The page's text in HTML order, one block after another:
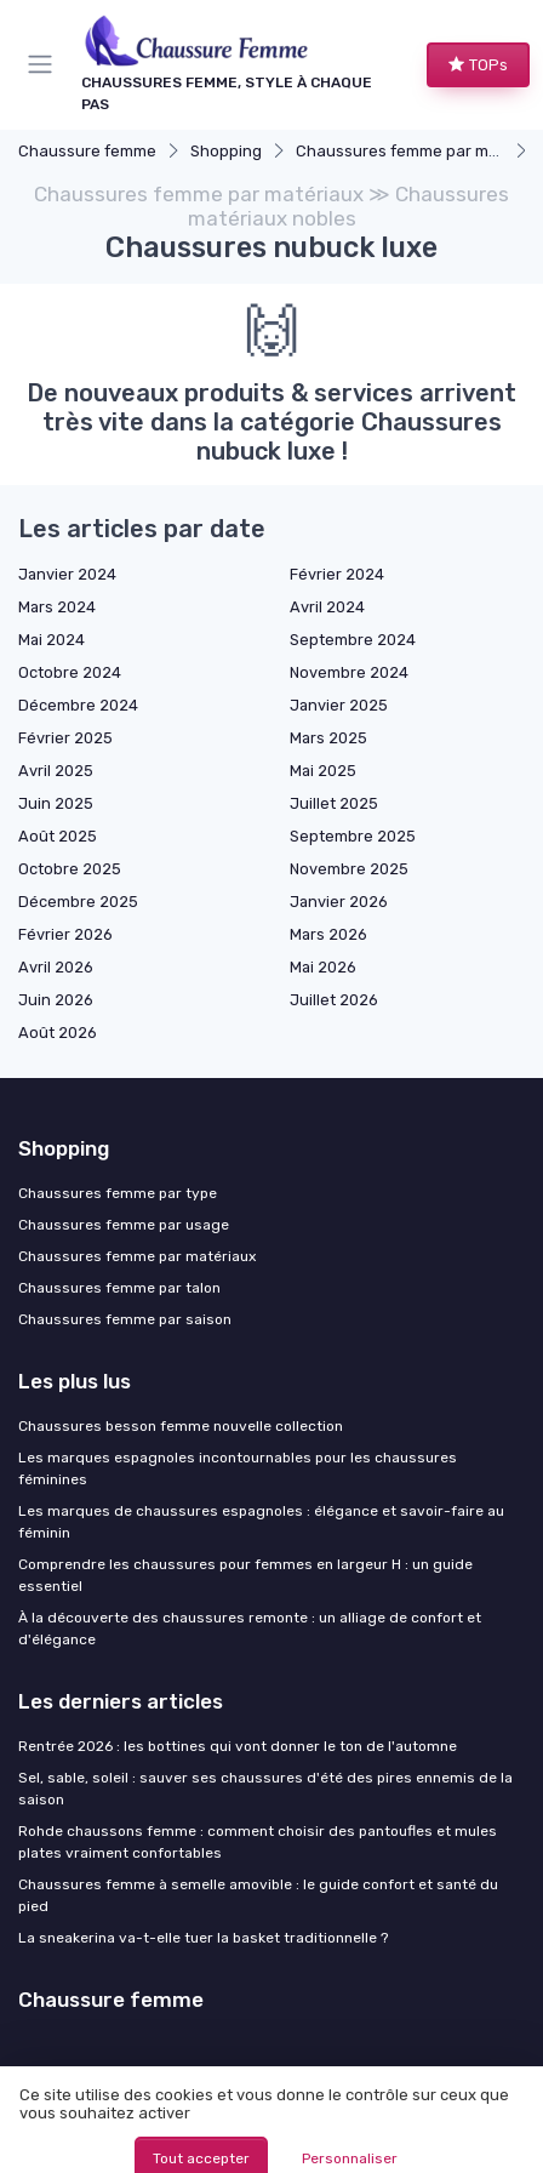
CHAUSSURES FEMME, STYLE À CHAQUE
PAS
TOPs
Chaussure femme Shopping Chaussures femme par matériaux
Chaussures femme par matériaux ≫ Chaussures
matériaux nobles
Chaussures nubuck luxe
🙌
De nouveaux produits & services arrivent
très vite dans la catégorie Chaussures
nubuck luxe !
Les articles par date
Janvier 2024
Février 2024
Mars 2024
Avril 2024
Mai 2024
Septembre 2024
Octobre 2024
Novembre 2024
Décembre 2024
Janvier 2025
Février 2025
Mars 2025
Avril 2025
Mai 2025
Juin 2025
Juillet 2025
Août 2025
Septembre 2025
Octobre 2025
Novembre 2025
Décembre 2025
Janvier 2026
Février 2026
Mars 2026
Avril 2026
Mai 2026
Juin 2026
Juillet 2026
Août 2026
Shopping
Chaussures femme par type
Chaussures femme par usage
Chaussures femme par matériaux
Chaussures femme par talon
Chaussures femme par saison
Les plus lus
Chaussures besson femme nouvelle collection
Les marques espagnoles incontournables pour les chaussures
féminines
Les marques de chaussures espagnoles : élégance et savoir-faire au
féminin
Comprendre les chaussures pour femmes en largeur H : un guide
essentiel
À la découverte des chaussures remonte : un alliage de confort et
d'élégance
Les derniers articles
Rentrée 2026 : les bottines qui vont donner le ton de l'automne
Sel, sable, soleil : sauver ses chaussures d'été des pires ennemis de la
saison
Rohde chaussons femme : comment choisir des pantoufles et mules
plates vraiment confortables
Chaussures femme à semelle amovible : le guide confort et santé du
pied
La sneakerina va-t-elle tuer la basket traditionnelle ?
Chaussure femme
Mentions légales
© Chaussure femme 2026
Panneau de gestion des cookies
Ce site utilise des cookies et vous donne le contrôle sur ceux que
vous souhaitez activer
Tout accepter Personnaliser